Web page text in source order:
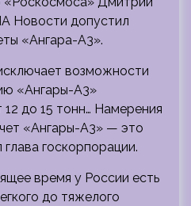
Новости допустил
«Ангара-А3».
возможности
«Ангары-А3»
до 15 тонн… Намерения
«Ангары-А3» — это
госкорпорации.
время у России есть
до тяжелого